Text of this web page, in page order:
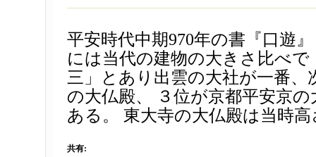
平安時代中期970年の書『口遊
には当代の建物の大きさ比べで
三」とあり出雲の大社が一番、
の大仏殿、 ３位が京都平安京
ある。 東大寺の大仏殿は当時
共有: